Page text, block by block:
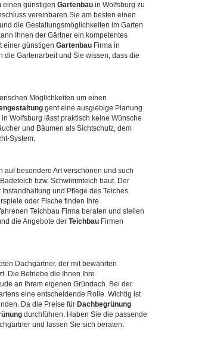
einen günstigen Gartenbau in Wolfsburg zu
vereinbaren Sie am besten einen
die Gestaltungsmöglichkeiten im Garten
Ihnen der Gärtner ein kompetentes
einer günstigen Gartenbau Firma in
Gartenarbeit und Sie wissen, dass die
Möglichkeiten um einen
geht eine ausgiebige Planung
in Wolfsburg lässt praktisch keine Wünsche
und Bäumen als Sichtschutz, dem
System.
auf besondere Art verschönen und such
bzw. Schwimmteich baut. Der
und Pflege des Teiches.
oder Fische finden Ihre
Teichbau Firma beraten und stellen
die Angebote der Teichbau Firmen
Dachgärtner, der mit bewährten
Die Betriebe die Ihnen Ihre
an Ihrem eigenen Gründach. Bei der
eine entscheidende Rolle. Wichtig ist
Da die Preise für Dachbegrünung
durchführen. Haben Sie die passende
und lassen Sie sich beraten.